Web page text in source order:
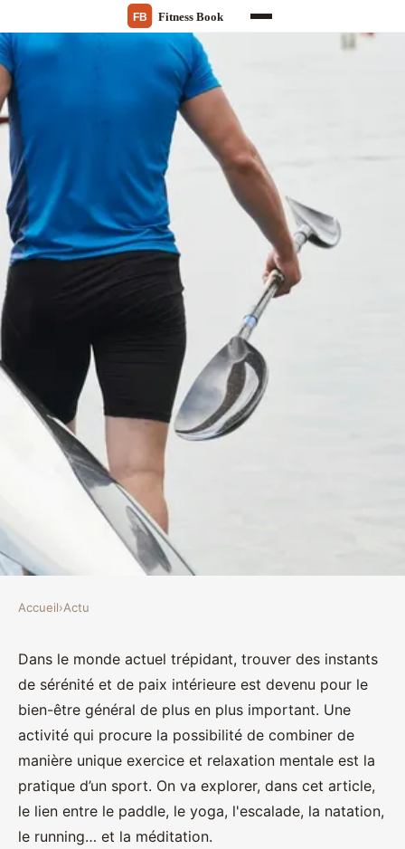
Les sports qui facilitent la
méditation (escalade, yoga,
paddle, autres)
Amir•13 novembre 2023•2 min de lecture
Accueil›Actu
Dans le monde actuel trépidant, trouver des instants
de sérénité et de paix intérieure est devenu pour le
bien-être général de plus en plus important. Une
activité qui procure la possibilité de combiner de
manière unique exercice et relaxation mentale est la
pratique d’un sport. On va explorer, dans cet article,
le lien entre le paddle, le yoga, l'escalade, la natation,
le running… et la méditation.